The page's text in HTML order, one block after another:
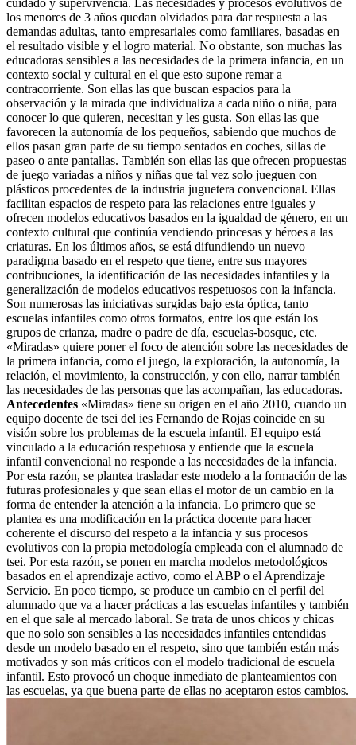
los menores de 3 años quedan olvidados para dar respuesta a las
demandas adultas, tanto empresariales como familiares, basadas en
el resultado visible y el logro material. No obstante, son muchas las
educadoras sensibles a las necesidades de la primera infancia, en un
contexto social y cultural en el que esto supone remar a
contracorriente. Son ellas las que buscan espacios para la
observación y la mirada que individualiza a cada niño o niña, para
conocer lo que quieren, necesitan y les gusta. Son ellas las que
favorecen la autonomía de los pequeños, sabiendo que muchos de
ellos pasan gran parte de su tiempo sentados en coches, sillas de
paseo o ante pantallas. También son ellas las que ofrecen propuestas
de juego variadas a niños y niñas que tal vez solo jueguen con
plásticos procedentes de la industria juguetera convencional. Ellas
facilitan espacios de respeto para las relaciones entre iguales y
ofrecen modelos educativos basados en la igualdad de género, en un
contexto cultural que continúa vendiendo princesas y héroes a las
criaturas. En los últimos años, se está difundiendo un nuevo
paradigma basado en el respeto que tiene, entre sus mayores
contribuciones, la identificación de las necesidades infantiles y la
generalización de modelos educativos respetuosos con la infancia.
Son numerosas las iniciativas surgidas bajo esta óptica, tanto
escuelas infantiles como otros formatos, entre los que están los
grupos de crianza, madre o padre de día, escuelas-bosque, etc.
«Miradas» quiere poner el foco de atención sobre las necesidades de
la primera infancia, como el juego, la exploración, la autonomía, la
relación, el movimiento, la construcción, y con ello, narrar también
las necesidades de las personas que las acompañan, las educadoras.
Antecedentes «Miradas» tiene su origen en el año 2010, cuando un
equipo docente de tsei del ies Fernando de Rojas coincide en su
visión sobre los problemas de la escuela infantil. El equipo está
vinculado a la educación respetuosa y entiende que la escuela
infantil convencional no responde a las necesidades de la infancia.
Por esta razón, se plantea trasladar este modelo a la formación de las
futuras profesionales y que sean ellas el motor de un cambio en la
forma de entender la atención a la infancia. Lo primero que se
plantea es una modificación en la práctica docente para hacer
coherente el discurso del respeto a la infancia y sus procesos
evolutivos con la propia metodología empleada con el alumnado de
tsei. Por esta razón, se ponen en marcha modelos metodológicos
basados en el aprendizaje activo, como el ABP o el Aprendizaje
Servicio. En poco tiempo, se produce un cambio en el perfil del
alumnado que va a hacer prácticas a las escuelas infantiles y también
en el que sale al mercado laboral. Se trata de unos chicos y chicas
que no solo son sensibles a las necesidades infantiles entendidas
desde un modelo basado en el respeto, sino que también están más
motivados y son más críticos con el modelo tradicional de escuela
infantil. Esto provocó un choque inmediato de planteamientos con
las escuelas, ya que buena parte de ellas no aceptaron estos cambios.